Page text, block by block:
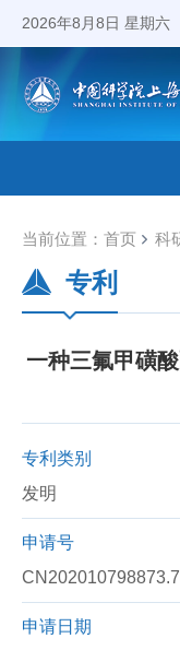
2026年8月8日 星期六
当前位置： 首页 科
专利
一种三氟甲磺
专利类别
发明
申请号
CN202010798873.7
申请日期